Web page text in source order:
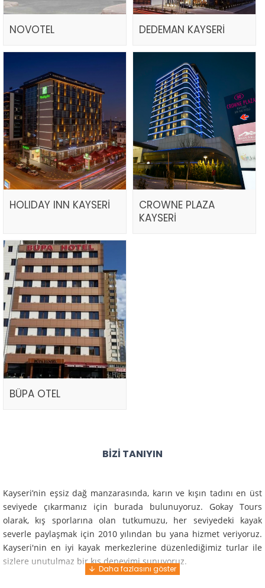
NOVOTEL DEDEMAN KAYSERİ
HOLIDAY INN KAYSERİ
CROWNE PLAZA
KAYSERİ
BÜPA OTEL
BIZI TANIYIN
Kayseri’nin eşsiz dağ manzarasında, karın ve kışın tadını en üst
seviyede çıkarmanız için burada bulunuyoruz. Gokay Tours
olarak, kış sporlarına olan tutkumuzu, her seviyedeki kayak
severle paylaşmak için 2010 yılından bu yana hizmet veriyoruz.
Kayseri'nin en iyi kayak merkezlerine düzenlediğimiz turlar ile
sizlere unutulmaz bir kış deneyimi sunuyoruz.